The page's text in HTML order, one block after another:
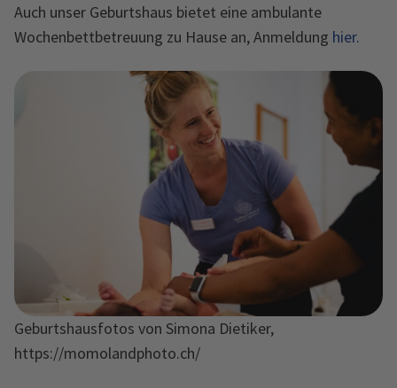
Auch unser Geburtshaus bietet eine ambulante
Wochenbettbetreuung zu Hause an, Anmeldung hier.
Geburtshausfotos von Simona Dietiker,
https://momolandphoto.ch/